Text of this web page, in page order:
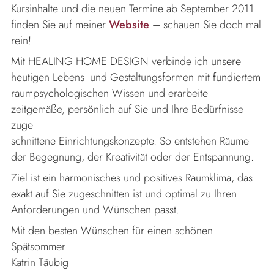
Kursinhalte und die neuen Termine ab September 2011
finden Sie auf meinerWebsite – schauen Sie doch mal
rein!
Mit HEALING HOME DESIGN verbinde ich unsere
heutigen Lebens- und Gestaltungsformen mit fundiertem
raumpsychologischen Wissen und erarbeite
zeitgemäße, persönlich auf Sie und Ihre Bedürfnisse
zuge-
schnittene Einrichtungskonzepte. So entstehen Räume
der Begegnung, der Kreativität oder der Entspannung.
Ziel ist ein harmonisches und positives Raumklima, das
exakt auf Sie zugeschnitten ist und optimal zu Ihren
Anforderungen und Wünschen passt.
Mit den besten Wünschen für einen schönen
Spätsommer
Katrin Täubig